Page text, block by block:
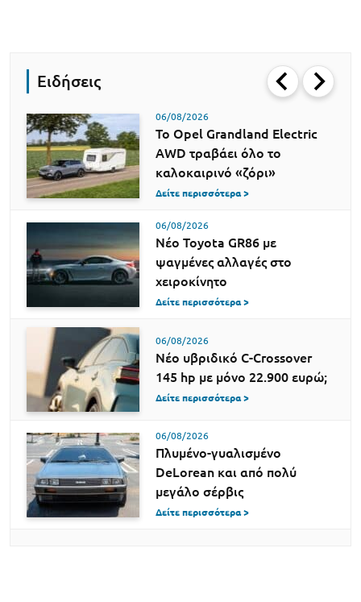
Ειδήσεις
06/08/2026
Το Opel Grandland Electric
AWD τραβάει όλο το
καλοκαιρινό «ζόρι»
Δείτε περισσότερα >
06/08/2026
Νέο Toyota GR86 με
ψαγμένες αλλαγές στο
χειροκίνητο
Δείτε περισσότερα >
06/08/2026
Νέο υβριδικό C-Crossover
145 hp με μόνο 22.900 ευρώ;
Δείτε περισσότερα >
06/08/2026
Πλυμένο-γυαλισμένο
DeLorean και από πολύ
μεγάλο σέρβις
Δείτε περισσότερα >